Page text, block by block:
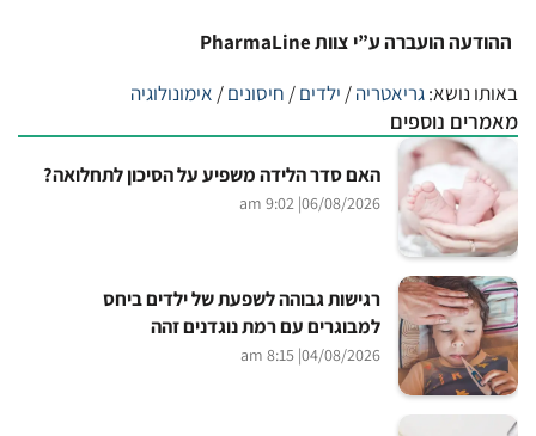
ההודעה הועברה ע”י צוות PharmaLine
באותו נושא:גריאטריה/ ילדים/ חיסונים/ אימונולוגיה
מאמרים נוספים
האם סדר הלידה משפיע על הסיכון לתחלואה?
06/08/2026
| 9:02 am
רגישות גבוהה לשפעת של ילדים ביחס
למבוגרים עם רמת נוגדנים זהה
04/08/2026
| 8:15 am